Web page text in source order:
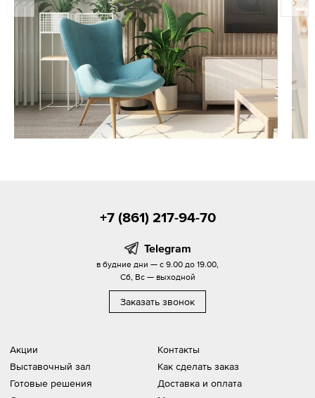
Акции
Выставочный зал
Готовые решения
Контакты
Как сделать заказ
Доставка и оплата
+7 (861) 217-94-70
Telegram
в будние дни — с 9.00 до 19.00,
Сб, Вс — выходной
Заказать звонок